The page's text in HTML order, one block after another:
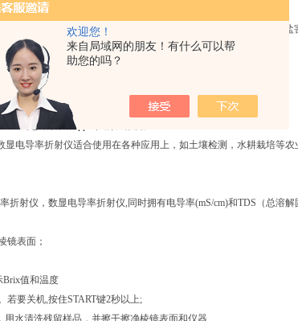
欢迎您！
来自局域网的朋友！有什么可以帮
助您的吗？
（总溶解固体ppm）的双标度。
测，水耕栽培等农业行业，清洗液，废水检测等工业行业和土壤盐
&TDS双标度）
仪，数显电导率折射仪闪亮登场!
仅需0.6毫升即可测量样品。
（总溶解固体ppm）的双标度。
显电导率折射仪适合使用在各种应用上，如土壤检测，水耕栽培等
折射仪，数显电导率折射仪,同时拥有电导率(mS/cm)和TDS（总溶解
镜表面；
Brix值和温度
若要关机,按住START键2秒以上;
用水清洗残留样品，并擦干擦净棱镜表面和仪器.